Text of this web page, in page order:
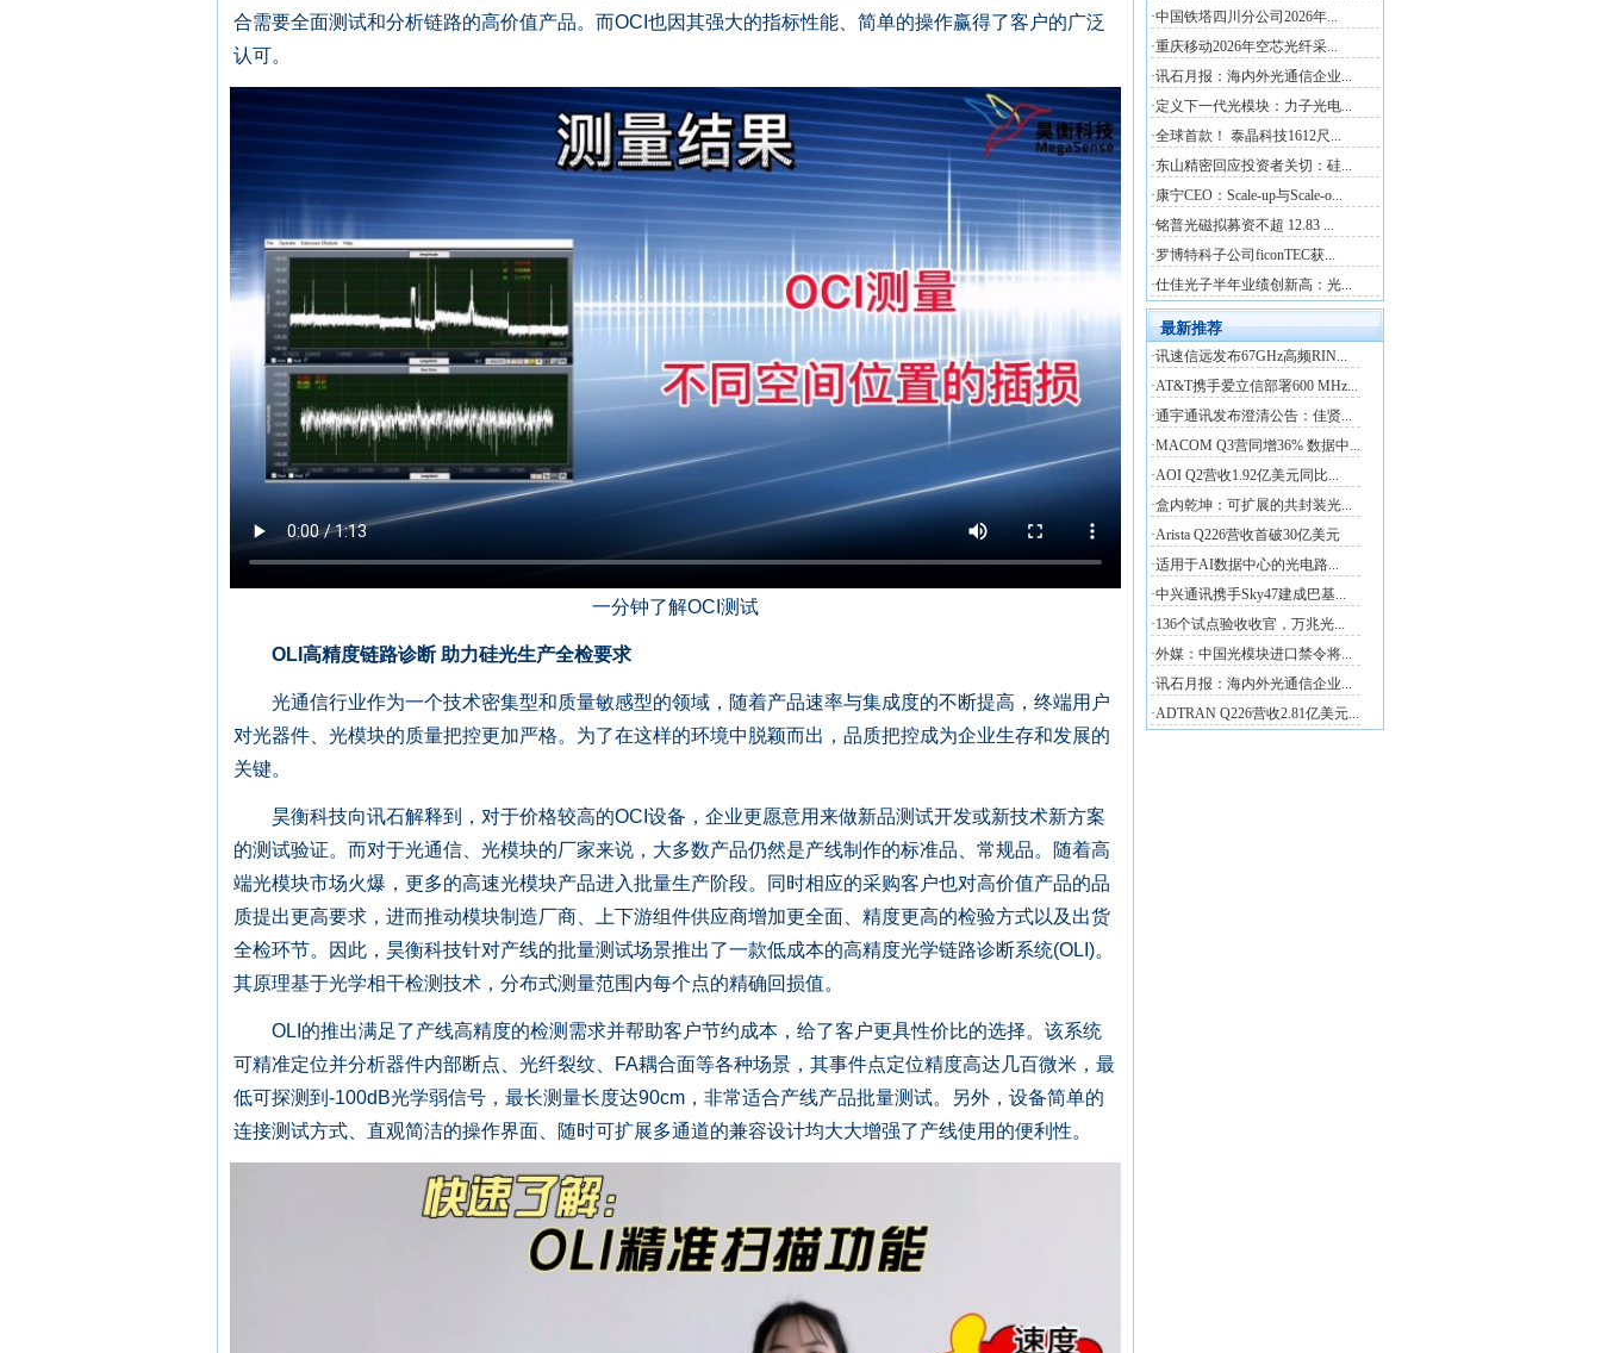
合需要全面测试和分析链路的高价值产品。而OCI也因其强大的指标性能、简单的操作赢得了客户的广泛
认可。
一分钟了解OCI测试
OLI高精度链路诊断 助力硅光生产全检要求
光通信行业作为一个技术密集型和质量敏感型的领域，随着产品速率与集成度的不断提高，终端用户
对光器件、光模块的质量把控更加严格。为了在这样的环境中脱颖而出，品质把控成为企业生存和发展的
关键。
昊衡科技向讯石解释到，对于价格较高的OCI设备，企业更愿意用来做新品测试开发或新技术新方案
的测试验证。而对于光通信、光模块的厂家来说，大多数产品仍然是产线制作的标准品、常规品。随着高
端光模块市场火爆，更多的高速光模块产品进入批量生产阶段。同时相应的采购客户也对高价值产品的品
质提出更高要求，进而推动模块制造厂商、上下游组件供应商增加更全面、精度更高的检验方式以及出货
全检环节。因此，昊衡科技针对产线的批量测试场景推出了一款低成本的高精度光学链路诊断系统(OLI)。
其原理基于光学相干检测技术，分布式测量范围内每个点的精确回损值。
OLI的推出满足了产线高精度的检测需求并帮助客户节约成本，给了客户更具性价比的选择。该系统
可精准定位并分析器件内部断点、光纤裂纹、FA耦合面等各种场景，其事件点定位精度高达几百微米，最
低可探测到-100dB光学弱信号，最长测量长度达90cm，非常适合产线产品批量测试。另外，设备简单的
连接测试方式、直观简洁的操作界面、随时可扩展多通道的兼容设计均大大增强了产线使用的便利性。